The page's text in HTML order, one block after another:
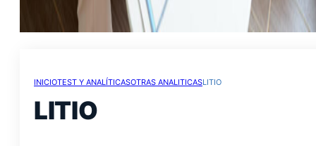
INICIOTEST Y ANALÍTICASOTRAS ANALITICASLITIO
LITIO